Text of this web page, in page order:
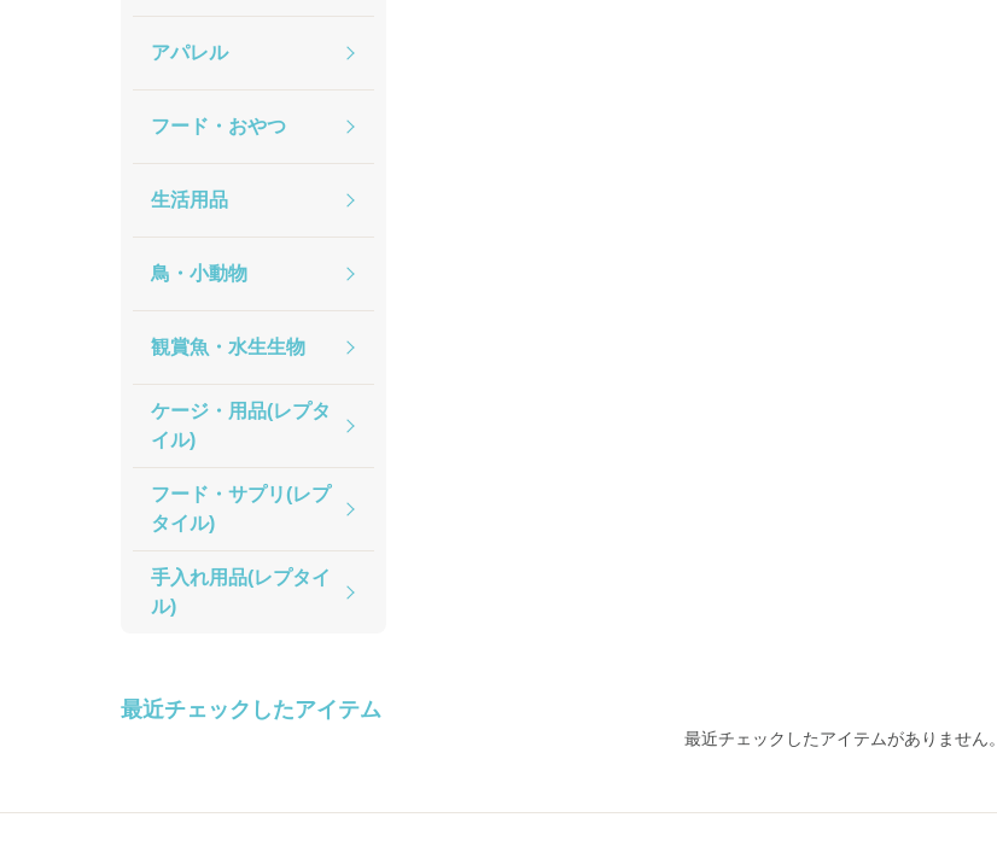
アパレル
フード・おやつ
生活用品
鳥・小動物
観賞魚・水生生物
ケージ・用品(レプタ
イル)
フード・サプリ(レプ
タイル)
手入れ用品(レプタイ
ル)
最近チェックしたアイテム
最近チェックしたアイテムがありません。